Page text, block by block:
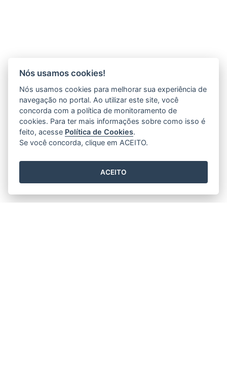
CURSOS PRESENCIAIS 1ª OFERTA 2021
16/09/2019 12H06- ATUALIZADO EM
Nós usamos cookies!
Nós usamos cookies para melhorar sua experiência de
navegação no portal. Ao utilizar este site, você
concorda com a política de monitoramento de
cookies. Para ter mais informações sobre como isso é
feito, acesse Política de Cookies.
Se você concorda, clique em ACEITO.
ACEITO